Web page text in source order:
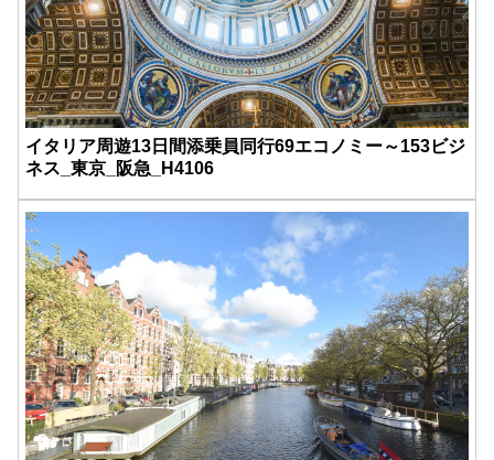
イタリア周遊13日間添乗員同行69エコノミー～153ビジ
ネス_東京_阪急_H4106